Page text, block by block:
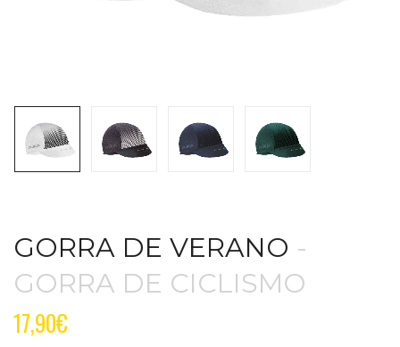
GORRA DE VERANO -
GORRA DE CICLISMO
17,90€